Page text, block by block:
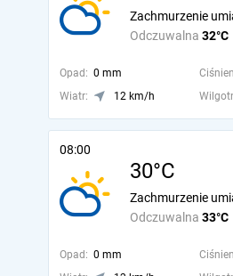
Odczuwalna 32°C
Zachmurzenie
Opad: 0 mm
Wiatr:
12 km/h
08:00
30°C
Odczuwalna 33°C
Zachmurzenie
Opad: 0 mm